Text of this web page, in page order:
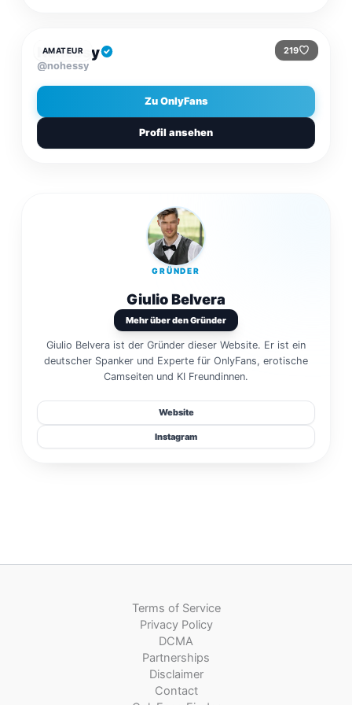
AMATEUR 219
Nohessy
@nohessy
Zu OnlyFans
Profil ansehen
GRÜNDER
Giulio Belvera
Mehr über den Gründer
Giulio Belvera ist der Gründer dieser Website. Er ist ein
deutscher Spanker und Experte für OnlyFans, erotische
Camseiten und KI Freundinnen.
Website
Instagram
Terms of Service
Privacy Policy
DCMA
Partnerships
Disclaimer
Contact